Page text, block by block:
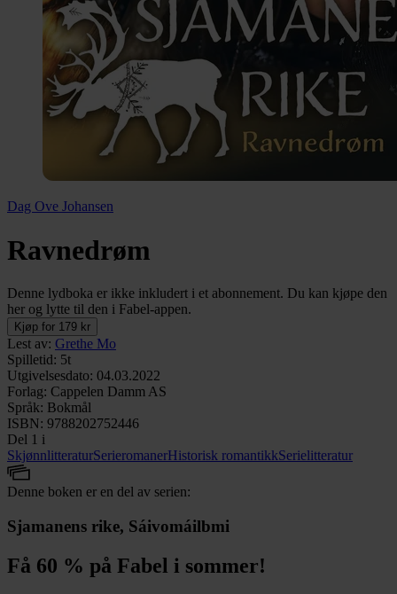
Dag Ove Johansen
Ravnedrøm
Denne lydboka er ikke inkludert i et abonnement. Du kan kjøpe den
her og lytte til den i Fabel-appen.
Kjøp for 179 kr
Lest av: Grethe Mo
Spilletid: 5t
Utgivelsesdato: 04.03.2022
Forlag: Cappelen Damm AS
Språk: Bokmål
ISBN: 9788202752446
Del 1 i
SkjønnlitteraturSerieromanerHistorisk romantikkSerielitteratur
Denne boken er en del av serien:
Sjamanens rike, Sáivomáilbmi
Få 60 % på Fabel i sommer!